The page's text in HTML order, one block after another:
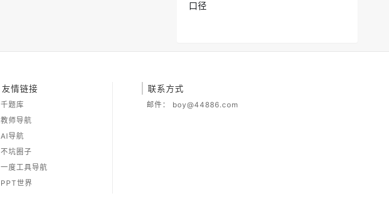
口径
友情链接
千题库
教师导航
AI导航
不坑圈子
一度工具导航
PPT世界
联系方式
邮件： boy@44886.com